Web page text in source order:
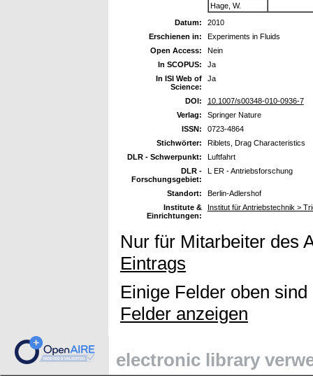
Hage, W.
Datum:
2010
Erschienen in:
Experiments in Fluids
Open Access:
Nein
In SCOPUS:
Ja
In ISI Web of
Science:
Ja
DOI:
10.1007/s00348-010-0936-7
Verlag:
Springer Nature
ISSN:
0723-4864
Stichwörter:
Riblets, Drag Characteristics
DLR - Schwerpunkt:
Luftfahrt
DLR -
Forschungsgebiet:
L ER - Antriebsforschung
Standort:
Berlin-Adlershof
Institute &
Einrichtungen:
Institut für Antriebstechnik >
Nur für Mitarbeiter des
Eintrags
Einige Felder oben
Felder anzeigen
electronic library